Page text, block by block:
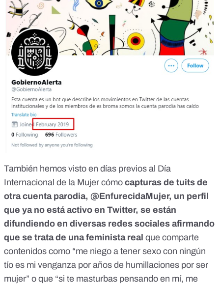
También hemos visto en días previos al Día
Internacional de la Mujer cómo capturas de tuits de
otra cuenta parodia, @EnfurecidaMujer, un perfil
que ya no está activo en Twitter, se están
difundiendo en diversas redes sociales afirmando
que se trata de una feminista real que comparte
contenidos como “me niego a tener sexo con ningún
tío es mi venganza por años de humillaciones por ser
mujer” o que “si te masturbas pensando en mí, me